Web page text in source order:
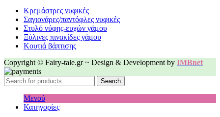
Κρεμάστρες νυφικές
Σαγιονάρες/παντόφλες νυφικές
Στυλό νύφης-ευχών γάμου
Ξύλινες πινακίδες γάμου
Κουτιά βάπτισης
Copyright © Fairy-tale.gr ~ Design & Development by IMBnet
Search
Μενού
Κατηγορίες